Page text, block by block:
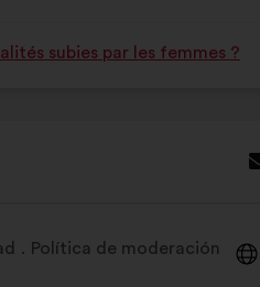
subies par les femmes ?
Política de moderación